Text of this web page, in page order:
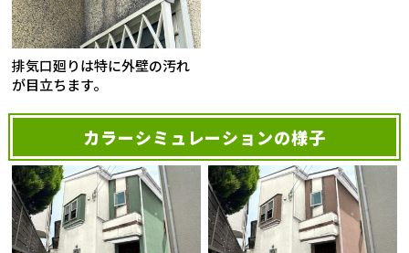
排気口廻りは特に外壁の汚れ
が目立ちます。
カラーシミュレーションの様子